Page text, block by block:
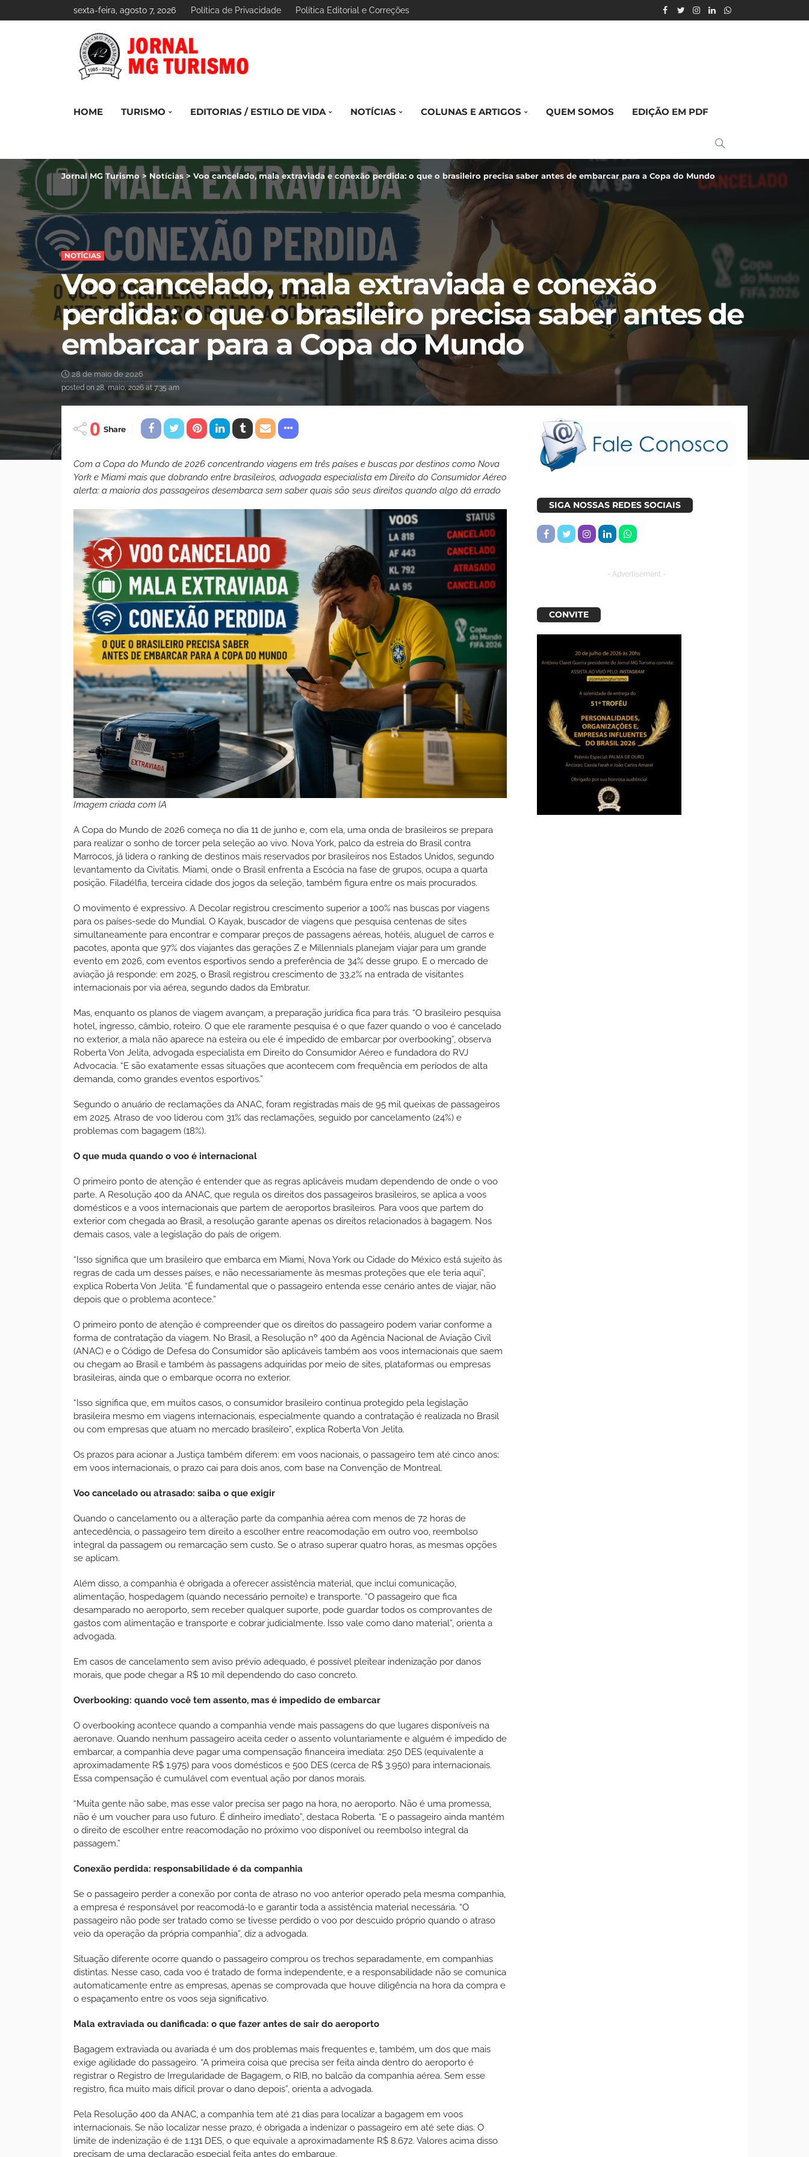
sexta-feira, agosto 7, 2026 Política de Privacidade Política Editorial e Correções
HOME TURISMO EDITORIAS / ESTILO DE VIDA NOTÍCIAS COLUNAS E ARTIGOS QUEM SOMOS EDIÇÃO EM PDF
Jornal MG Turismo> Notícias > Voo cancelado, mala extraviada e conexão perdida: o que o brasileiro precisa saber antes de embarcar para a Copa do Mundo
NOTÍCIAS
Voo cancelado, mala extraviada e conexão
perdida: o que o brasileiro precisa saber antes de
embarcar para a Copa do Mundo
28 de maio de 2026
posted on 28, maio, 2026 at 7:35 am
0 Share
Com a Copa do Mundo de 2026 concentrando viagens em três países e buscas por destinos como Nova
York e Miami mais que dobrando entre brasileiros, advogada especialista em Direito do Consumidor Aéreo
alerta: a maioria dos passageiros desembarca sem saber quais são seus direitos quando algo dá errado
Imagem criada com IA
A Copa do Mundo de 2026 começa no dia 11 de junho e, com ela, uma onda de brasileiros se prepara
para realizar o sonho de torcer pela seleção ao vivo. Nova York, palco da estreia do Brasil contra
Marrocos, já lidera o ranking de destinos mais reservados por brasileiros nos Estados Unidos, segundo
levantamento da Civitatis. Miami, onde o Brasil enfrenta a Escócia na fase de grupos, ocupa a quarta
posição. Filadélfia, terceira cidade dos jogos da seleção, também figura entre os mais procurados.
O movimento é expressivo. A Decolar registrou crescimento superior a 100% nas buscas por viagens
para os países-sede do Mundial. O Kayak, buscador de viagens que pesquisa centenas de sites
simultaneamente para encontrar e comparar preços de passagens aéreas, hotéis, aluguel de carros e
pacotes, aponta que 97% dos viajantes das gerações Z e Millennials planejam viajar para um grande
evento em 2026, com eventos esportivos sendo a preferência de 34% desse grupo. E o mercado de
aviação já responde: em 2025, o Brasil registrou crescimento de 33,2% na entrada de visitantes
internacionais por via aérea, segundo dados da Embratur.
Mas, enquanto os planos de viagem avançam, a preparação jurídica fica para trás. “O brasileiro pesquisa
hotel, ingresso, câmbio, roteiro. O que ele raramente pesquisa é o que fazer quando o voo é cancelado
no exterior, a mala não aparece na esteira ou ele é impedido de embarcar por overbooking”, observa
Roberta Von Jelita, advogada especialista em Direito do Consumidor Aéreo e fundadora do RVJ
Advocacia. “E são exatamente essas situações que acontecem com frequência em períodos de alta
demanda, como grandes eventos esportivos.”
Segundo o anuário de reclamações da ANAC, foram registradas mais de 95 mil queixas de passageiros
em 2025. Atraso de voo liderou com 31% das reclamações, seguido por cancelamento (24%) e
problemas com bagagem (18%).
O que muda quando o voo é internacional
O primeiro ponto de atenção é entender que as regras aplicáveis mudam dependendo de onde o voo
parte. A Resolução 400 da ANAC, que regula os direitos dos passageiros brasileiros, se aplica a voos
domésticos e a voos internacionais que partem de aeroportos brasileiros. Para voos que partem do
exterior com chegada ao Brasil, a resolução garante apenas os direitos relacionados à bagagem. Nos
demais casos, vale a legislação do país de origem.
“Isso significa que um brasileiro que embarca em Miami, Nova York ou Cidade do México está sujeito às
regras de cada um desses países, e não necessariamente às mesmas proteções que ele teria aqui”,
explica Roberta Von Jelita. “É fundamental que o passageiro entenda esse cenário antes de viajar, não
depois que o problema acontece.”
O primeiro ponto de atenção é compreender que os direitos do passageiro podem variar conforme a
forma de contratação da viagem. No Brasil, a Resolução nº 400 da Agência Nacional de Aviação Civil
(ANAC) e o Código de Defesa do Consumidor são aplicáveis também aos voos internacionais que saem
ou chegam ao Brasil e também às passagens adquiridas por meio de sites, plataformas ou empresas
brasileiras, ainda que o embarque ocorra no exterior.
“Isso significa que, em muitos casos, o consumidor brasileiro continua protegido pela legislação
brasileira mesmo em viagens internacionais, especialmente quando a contratação é realizada no Brasil
ou com empresas que atuam no mercado brasileiro”, explica Roberta Von Jelita.
Os prazos para acionar a Justiça também diferem: em voos nacionais, o passageiro tem até cinco anos;
em voos internacionais, o prazo cai para dois anos, com base na Convenção de Montreal.
Voo cancelado ou atrasado: saiba o que exigir
Quando o cancelamento ou a alteração parte da companhia aérea com menos de 72 horas de
antecedência, o passageiro tem direito a escolher entre reacomodação em outro voo, reembolso
integral da passagem ou remarcação sem custo. Se o atraso superar quatro horas, as mesmas opções
se aplicam.
Além disso, a companhia é obrigada a oferecer assistência material, que inclui comunicação,
alimentação, hospedagem (quando necessário pernoite) e transporte. “O passageiro que fica
desamparado no aeroporto, sem receber qualquer suporte, pode guardar todos os comprovantes de
gastos com alimentação e transporte e cobrar judicialmente. Isso vale como dano material”, orienta a
advogada.
Em casos de cancelamento sem aviso prévio adequado, é possível pleitear indenização por danos
morais, que pode chegar a R$ 10 mil dependendo do caso concreto.
Overbooking: quando você tem assento, mas é impedido de embarcar
O overbooking acontece quando a companhia vende mais passagens do que lugares disponíveis na
aeronave. Quando nenhum passageiro aceita ceder o assento voluntariamente e alguém é impedido de
embarcar, a companhia deve pagar uma compensação financeira imediata: 250 DES (equivalente a
aproximadamente R$ 1.975) para voos domésticos e 500 DES (cerca de R$ 3.950) para internacionais.
Essa compensação é cumulável com eventual ação por danos morais.
“Muita gente não sabe, mas esse valor precisa ser pago na hora, no aeroporto. Não é uma promessa,
não é um voucher para uso futuro. É dinheiro imediato”, destaca Roberta. “E o passageiro ainda mantém
o direito de escolher entre reacomodação no próximo voo disponível ou reembolso integral da
passagem.”
Conexão perdida: responsabilidade é da companhia
Se o passageiro perder a conexão por conta de atraso no voo anterior operado pela mesma companhia,
a empresa é responsável por reacomodá-lo e garantir toda a assistência material necessária. “O
passageiro não pode ser tratado como se tivesse perdido o voo por descuido próprio quando o atraso
veio da operação da própria companhia”, diz a advogada.
Situação diferente ocorre quando o passageiro comprou os trechos separadamente, em companhias
distintas. Nesse caso, cada voo é tratado de forma independente, e a responsabilidade não se comunica
automaticamente entre as empresas, apenas se comprovada que houve diligência na hora da compra e
o espaçamento entre os voos seja significativo.
Mala extraviada ou danificada: o que fazer antes de sair do aeroporto
Bagagem extraviada ou avariada é um dos problemas mais frequentes e, também, um dos que mais
exige agilidade do passageiro. “A primeira coisa que precisa ser feita ainda dentro do aeroporto é
registrar o Registro de Irregularidade de Bagagem, o RIB, no balcão da companhia aérea. Sem esse
registro, fica muito mais difícil provar o dano depois”, orienta a advogada.
Pela Resolução 400 da ANAC, a companhia tem até 21 dias para localizar a bagagem em voos
internacionais. Se não localizar nesse prazo, é obrigada a indenizar o passageiro em até sete dias. O
limite de indenização é de 1.131 DES, o que equivale a aproximadamente R$ 8.672. Valores acima disso
precisam de uma declaração especial feita antes do embarque.
SIGA NOSSAS REDES SOCIAIS
- Advertisement -
CONVITE